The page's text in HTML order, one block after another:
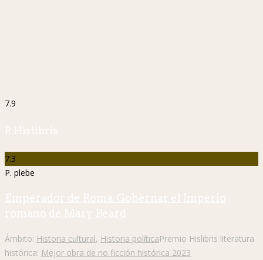
7.9
P. Hislibris
7.3
P. plebe
Emperador de Roma. Gobernar el Imperio
romano de Mary Beard
Ámbito: Historia cultural, Historia políticaPremio Hislibris literatura
histórica: Mejor obra de no ficción histórica 2023